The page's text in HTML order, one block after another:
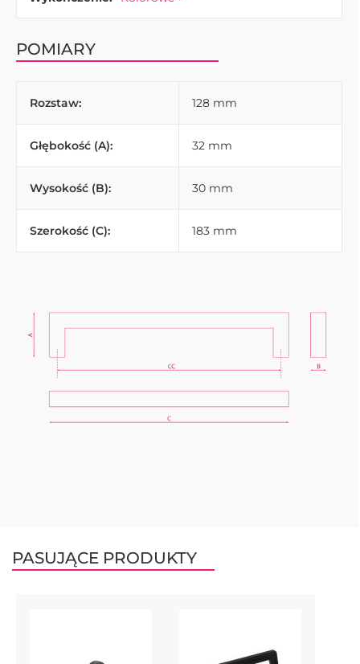
POMIARY
Rozstaw: 128 mm
Głębokość (A): 32 mm
Wysokość (B): 30 mm
Szerokość (C): 183 mm
PASUJĄCE PRODUKTY